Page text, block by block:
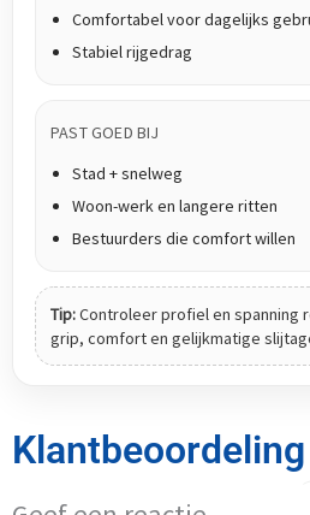
Comfortabel voor dagelijks
Stabiel rijgedrag
PAST GOED BIJ
Stad + snelweg
Woon-werk en langere ritten
Bestuurders die comfort willen
Tip:Controleer profiel en spanning
grip, comfort en gelijkmatige
Klantbeoordeling